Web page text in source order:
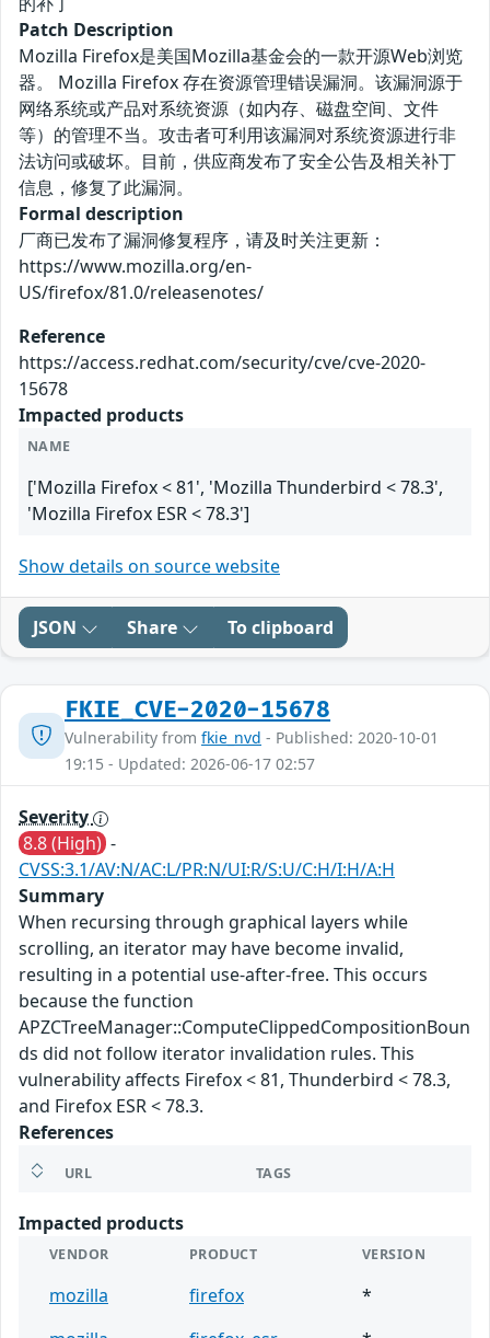
Patch Description
Mozilla Firefox是美国Mozilla基金会的一款开源Web浏览
器。 Mozilla Firefox 存在资源管理错误漏洞。该漏洞源于
网络系统或产品对系统资源（如内存、磁盘空间、文件
等）的管理不当。攻击者可利用该漏洞对系统资源进行非
法访问或破坏。目前，供应商发布了安全公告及相关补丁
信息，修复了此漏洞。
Formal description
厂商已发布了漏洞修复程序，请及时关注更新：
https://www.mozilla.org/en-
US/firefox/81.0/releasenotes/
Reference
https://access.redhat.com/security/cve/cve-2020-
15678
Impacted products
NAME
['Mozilla Firefox < 81', 'Mozilla Thunderbird < 78.3',
'Mozilla Firefox ESR < 78.3']
Show details on source website
JSON Share To clipboard
FKIE_CVE-2020-15678
Vulnerability from fkie_nvd - Published: 2020-10-01
19:15 - Updated: 2026-06-17 02:57
Severity
8.8 (High) -
CVSS:3.1/AV:N/AC:L/PR:N/UI:R/S:U/C:H/I:H/A:H
Summary
When recursing through graphical layers while
scrolling, an iterator may have become invalid,
resulting in a potential use-after-free. This occurs
because the function
APZCTreeManager::ComputeClippedCompositionBoun
ds did not follow iterator invalidation rules. This
vulnerability affects Firefox < 81, Thunderbird < 78.3,
and Firefox ESR < 78.3.
References
URL TAGS
Impacted products
VENDOR PRODUCT VERSION
mozilla firefox
*